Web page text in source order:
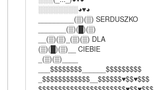
░░░░░░░░◕♥◕
_________(▒)(▒) SERDUSZKO
_______(▒)(█)(▒)
__(▒)(▒)_(▒)(▒) DLA
(▒)(█)(▒)__ CIEBIE
_(▒)(▒)____
___$$$$$$$$______$$$$$$$$$
_$$$$$$$$$$$$__$$$$$$♥$$♥$$$